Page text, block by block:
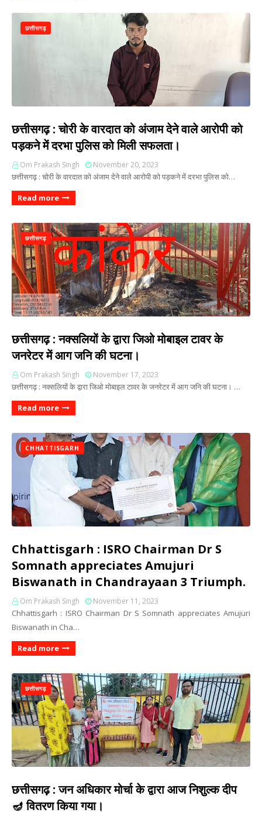
छत्तीसगढ़
छत्तीसगढ़ : चोरी के वारदात को अंजाम देने वाले आरोपी को
पड़कने में दरभा पुलिस को मिली सफलता।
Om Prakash Singh November 20, 2023
छत्तीसगढ़ : चोरी के वारदात को अंजाम देने वाले आरोपी को पड़कने में दरभा पुलिस को…
Read more
छत्तीसगढ़
छत्तीसगढ़ : नक्सलियों के द्वारा जिओ मोबाइल टावर के
जनरेटर में आग जनि की घटना।
Om Prakash Singh November 17, 2023
छत्तीसगढ़ : नक्सलियों के द्वारा जिओ मोबाइल टावर के जनरेटर में आग जनि की घटना। …
Read more
CHHATTISGARH
Chhattisgarh : ISRO Chairman Dr S
Somnath appreciates Amujuri
Biswanath in Chandrayaan 3 Triumph.
Om Prakash Singh November 11, 2023
Chhattisgarh : ISRO Chairman Dr S Somnath appreciates Amujuri
Biswanath in Cha…
Read more
छत्तीसगढ़
छत्तीसगढ़ : जन अधिकार मोर्चा के द्वारा आज निशुल्क दीप
🪔 वितरण किया गया।